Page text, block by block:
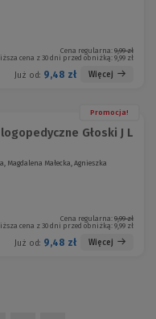
Cena regularna: 9,99 zł
cena z 30 dni przed obniżką:9,99 zł
Już od: 9,48 zł Więcej
Promocja!
Głoski J L
Magdalena Małecka, Agnieszka
Cena regularna: 9,99 zł
cena z 30 dni przed obniżką:9,99 zł
Już od: 9,48 zł Więcej